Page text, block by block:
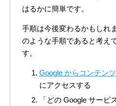
はるかに簡単です。
手順は今後変わるかもしれ
のような手順であると考え
す。
Google からコンテン
にアクセスする
「どの Google サービ